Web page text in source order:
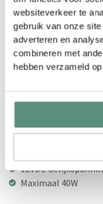
websiteverkeer te
gebruik van onze
adverteren en
combineren met
hebben verzameld
LED voeding 12Vdc 3,3A
12VDC
Maximaal 40W